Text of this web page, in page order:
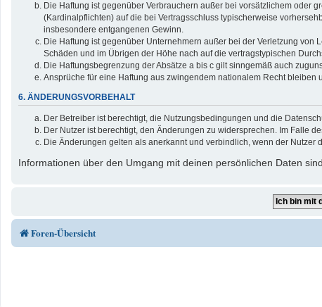
Die Haftung ist gegenüber Verbrauchern außer bei vorsätzlichem oder
(Kardinalpflichten) auf die bei Vertragsschluss typischerweise
insbesondere entgangenen Gewinn.
Die Haftung ist gegenüber Unternehmern außer bei der Verletzung
Schäden und im Übrigen der Höhe nach auf die vertragstypischen
Die Haftungsbegrenzung der Absätze a bis c gilt sinngemäß auch
Ansprüche für eine Haftung aus zwingendem nationalem Recht bleiben
6. ÄNDERUNGSVORBEHALT
Der Betreiber ist berechtigt, die Nutzungsbedingungen und die
Der Nutzer ist berechtigt, den Änderungen zu widersprechen. Im Falle
Die Änderungen gelten als anerkannt und verbindlich, wenn der Nutzer
Informationen über den Umgang mit deinen persönlichen Daten
Foren-Übersicht